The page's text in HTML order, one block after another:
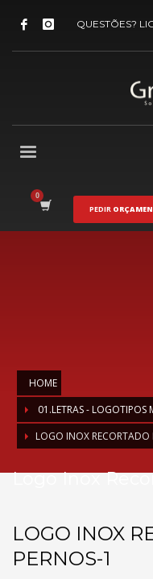
QUESTÕES?
PEDIR
HOME
01.LETRAS -
LOGO INOX RECORTADO
Logo Inox
LOGO INOX
PERNOS-1